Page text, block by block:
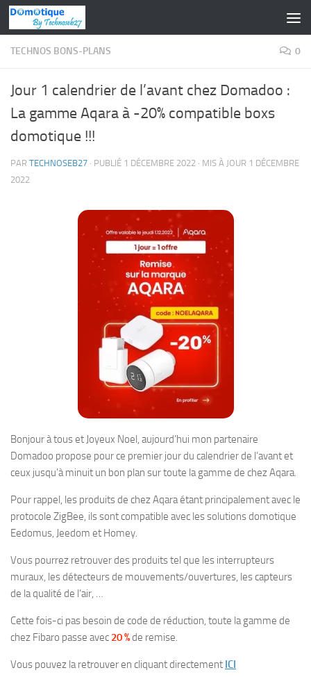
Skip to content
TECHNOS BONS-PLANS 0
Jour 1 calendrier de l’avant chez Domadoo :
La gamme Aqara à -20% compatible boxs
domotique !!!
PAR TECHNOSEB27 · PUBLIÉ 1 DÉCEMBRE 2022 · MIS À JOUR 1 DÉCEMBRE
2022
Bonjour à tous et Joyeux Noel, aujourd’hui mon partenaire
Domadoo propose pour ce premier jour du calendrier de l’avant et
ceux jusqu’à minuit un bon plan sur toute la gamme de chez Aqara.
Pour rappel, les produits de chez Aqara étant principalement avec le
protocole ZigBee, ils sont compatible avec les solutions domotique
Eedomus, Jeedom et Homey.
Vous pourrez retrouver des produits tel que les interrupteurs
muraux, les détecteurs de mouvements/ouvertures, les capteurs
de la qualité de l’air, …
Cette fois-ci pas besoin de code de réduction, toute la gamme de
chez Fibaro passe avec 20 %de remise.
Vous pouvez la retrouver en cliquant directement ICI